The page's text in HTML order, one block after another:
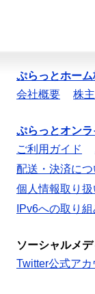
ぷらっとホー
会社概要
株
ぷらっとオン
ご利用ガイド
配送・決済につ
個人情報取り
IPv6への取り組
ソーシャルメ
Twitter公式アカ